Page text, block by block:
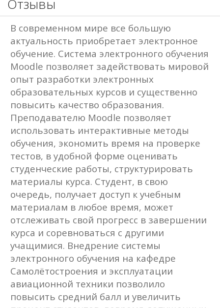
В современном мире все большую
актуальность приобретает электронное
обучение. Система электронного обучения
Moodle позволяет задействовать мировой
опыт разработки электронных
образовательных курсов и существенно
повысить качество образования.
Преподавателю Moodle позволяет
использовать интерактивные методы
обучения, экономить время на проверке
тестов, в удобной форме оценивать
студенческие работы, структурировать
материалы курса. Студент, в свою
очередь, получает доступ к учебным
материалам в любое время, может
отслеживать свой прогресс в завершении
курса и соревноваться с другими
учащимися. Внедрение системы
электронного обучения на кафедре
Самолётостроения и эксплуатации
авиационной техники позволило
повысить средний балл и увеличить
процент студентов, вовремя допущенных
к сессии.